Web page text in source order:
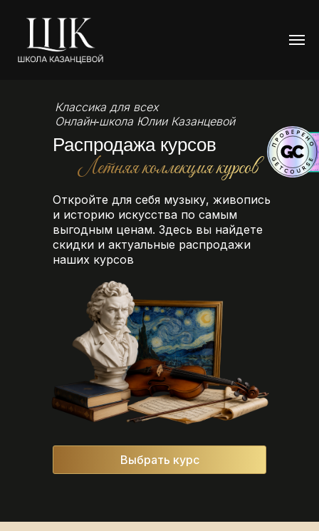
Выбрать курс
Классика для всех
Онлайн‑школа Юлии Казанцевой
Откройте для себя музыку, живопись
и историю искусства по самым
выгодным ценам. Здесь вы найдете
скидки и актуальные распродажи
наших курсов
Летняя коллекция курсов
Распродажа курсов